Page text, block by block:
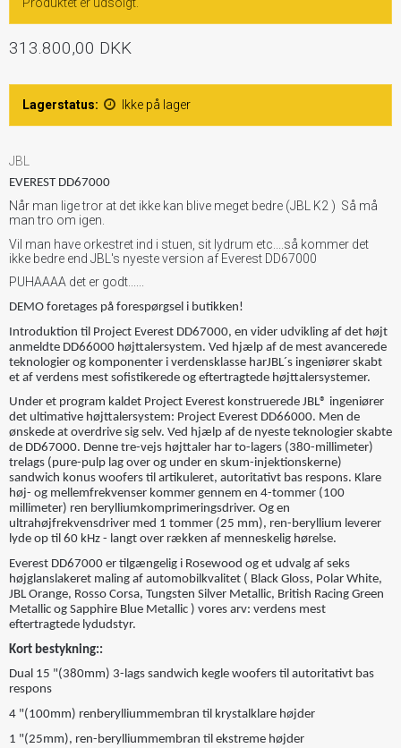
313.800,00 DKK
Lagerstatus: Ikke på lager
JBL
EVEREST DD67000
Når man lige tror at det ikke kan blive meget bedre (JBL K2 ) Så må
man tro om igen.
Vil man have orkestret ind i stuen, sit lydrum etc....så kommer det
ikke bedre end JBL's nyeste version af Everest DD67000
PUHAAAA det er godt......
DEMO foretages på forespørgsel i butikken!
Introduktion til Project Everest DD67000, en vider udvikling af det højt
anmeldte DD66000 højttalersystem. Ved hjælp af de mest avancerede
teknologier og komponenter i verdensklasse harJBL´s ingeniører skabt
et af verdens mest sofistikerede og eftertragtede højttalersystemer.
Under et program kaldet Project Everest konstruerede JBL® ingeniører
det ultimative højttalersystem: Project Everest DD66000. Men de
ønskede at overdrive sig selv. Ved hjælp af de nyeste teknologier skabte
de DD67000. Denne tre-vejs højttaler har to-lagers (380-millimeter)
trelags (pure-pulp lag over og under en skum-injektionskerne)
sandwich konus woofers til artikuleret, autoritativt bas respons. Klare
høj- og mellemfrekvenser kommer gennem en 4-tommer (100
millimeter) ren berylliumkomprimeringsdriver. Og en
ultrahøjfrekvensdriver med 1 tommer (25 mm), ren-beryllium leverer
lyde op til 60 kHz - langt over rækken af ​​menneskelig hørelse.
Everest DD67000 er tilgængelig i Rosewood og et udvalg af seks
højglanslakeret maling af automobilkvalitet ( Black Gloss, Polar White,
JBL Orange, Rosso Corsa, Tungsten Silver Metallic, British Racing Green
Metallic og Sapphire Blue Metallic ) vores arv: verdens mest
eftertragtede lydudstyr.
Kort bestykning::
Dual 15 "(380mm) 3-lags sandwich kegle woofers til autoritativt bas
respons
4 "(100mm) renberylliummembran til krystalklare højder
1 "(25mm), ren-berylliummembran til ekstreme højder